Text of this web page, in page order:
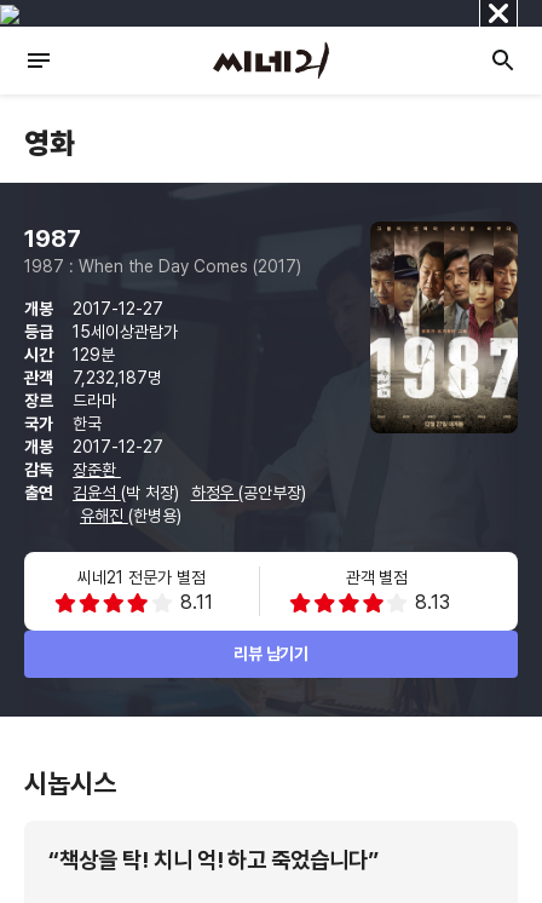
닫
기
영화
1987
1987 : When the Day Comes (2017)
개봉
2017-12-27
등급
15세이상관람가
시간
129분
관객
7,232,187명
장르
드라마
국가
한국
개봉
2017-12-27
감독
장준환
출연
김윤석 (박 처장) 하정우(공안부장)
유해진 (한병용)
씨네21 전문가 별점
8.11
관객 별점
8.13
리뷰 남기기
시놉시스
“책상을 탁! 치니 억! 하고 죽었습니다”